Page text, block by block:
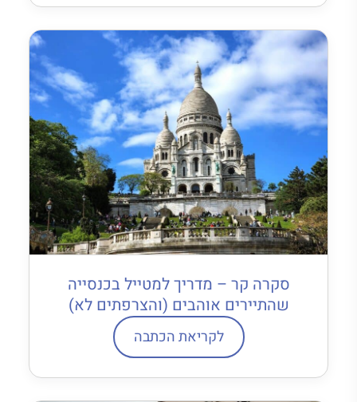
סקרה קר – מדריך למטייל בכנסייה
שהתיירים אוהבים (והצרפתים לא)
לקריאת הכתבה